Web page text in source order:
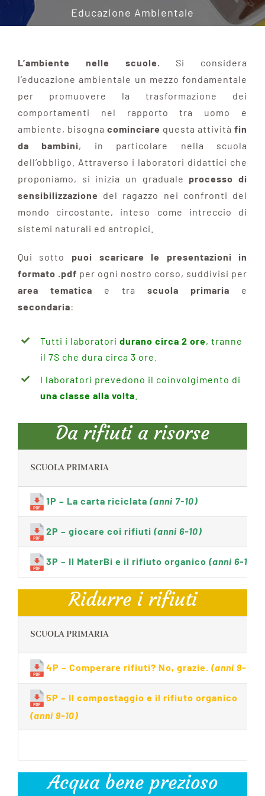
AUTOMAZIONE
MA QUANDO PIOVE?
LABORATORI DIDATTICI
SOCIETÀ TRASPARENTE
NEWS
CONTATTI
Educazione Ambientale
L’ambiente nelle scuole.
Si considera
l’educazione ambientale un mezzo fondamentale
per promuovere la trasformazione dei
comportamenti nel rapporto tra uomo e
ambiente, bisogna cominciare questa attivitàfin
da bambini, in particolare nella scuola
dell’obbligo. Attraverso i laboratori didattici che
proponiamo, si inizia un graduale processo di
sensibilizzazione del ragazzo nei confronti del
mondo circostante, inteso come intreccio di
sistemi naturali ed antropici.
Qui sotto puoi scaricare le presentazioni in
formato .pdf per ogni nostro corso, suddivisi per
area tematica e trascuola primaria e
secondaria:
Tutti i laboratoridurano circa 2 ore, tranne
il 7S che dura circa 3 ore.
I laboratori prevedono il coinvolgimento di
una classe alla volta
Da rifiuti a risorse
SCUOLA PRIMARIA
1P – La carta riciclata (anni 7-10)
2P – giocare coi rifiuti (anni 6-10)
3P – Il MaterBi e il rifiuto organico (anni 6-10)
Ridurre i rifiuti
SCUOLA PRIMARIA
4P – Comperare rifiuti? No, grazie. (anni 9-10)
5P – Il compostaggio e il rifiuto organico
(anni 9-10)
Acqua bene prezioso